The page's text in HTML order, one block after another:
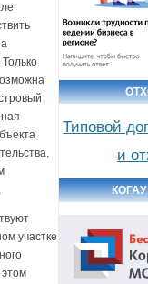
участке
этом
Типовой
и